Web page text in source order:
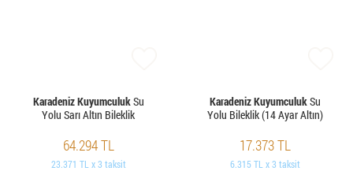
Karadeniz KuyumculukSu
Yolu Sarı Altın Bileklik
64.294 TL
23.371 TL x 3 taksit
Karadeniz KuyumculukSu
Yolu Bileklik (14 Ayar Altın)
17.373 TL
6.315 TL x 3 taksit